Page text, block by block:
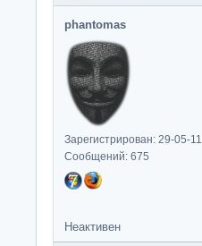
phantomas
Зарегистрирован: 29-05-11
Сообщений: 675
Неактивен